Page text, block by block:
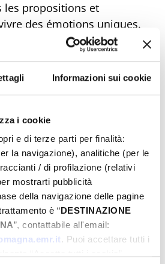
Informazioni sui cookie
i cookie
e di terze parti per finalità:
la navigazione), analitiche (per le
/ di profilazione (relativi
mostrarti pubblicità
della navigazione delle pagine
è “DESTINAZIONE
”, contattabile all'email:
. Puoi accettare tutti i
les propositions et
des émotions uniques.
votre Pâques de